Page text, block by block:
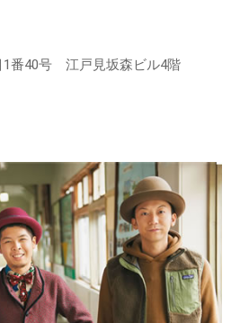
1番40号 江戸見坂森ビル4階